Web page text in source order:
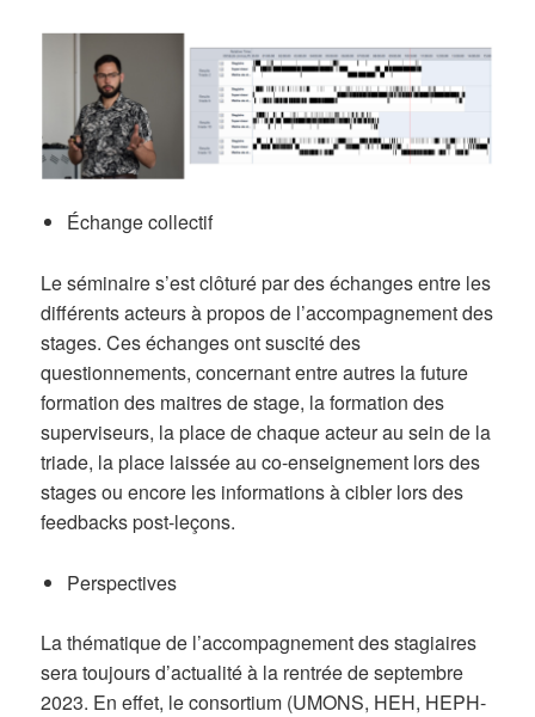
Échange collectif
Le séminaire s’est clôturé par des échanges entre les
différents acteurs à propos de l’accompagnement des
stages. Ces échanges ont suscité des
questionnements, concernant entre autres la future
formation des maitres de stage, la formation des
superviseurs, la place de chaque acteur au sein de la
triade, la place laissée au co-enseignement lors des
stages ou encore les informations à cibler lors des
feedbacks post-leçons.
Perspectives
La thématique de l’accompagnement des stagiaires
sera toujours d’actualité à la rentrée de septembre
2023. En effet, le consortium (UMONS, HEH, HEPH-